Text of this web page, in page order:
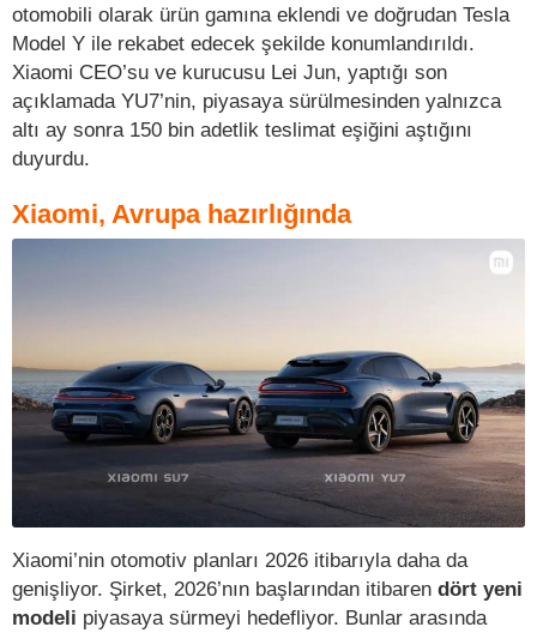
otomobili olarak ürün gamına eklendi ve doğrudan Tesla
Model Y ile rekabet edecek şekilde konumlandırıldı.
Xiaomi CEO’su ve kurucusu Lei Jun, yaptığı son
açıklamada YU7’nin, piyasaya sürülmesinden yalnızca
altı ay sonra 150 bin adetlik teslimat eşiğini aştığını
duyurdu.
Xiaomi, Avrupa hazırlığında
Xiaomi’nin otomotiv planları 2026 itibarıyla daha da
genişliyor. Şirket, 2026’nın başlarından itibaren dört yeni
modeli piyasaya sürmeyi hedefliyor. Bunlar arasında